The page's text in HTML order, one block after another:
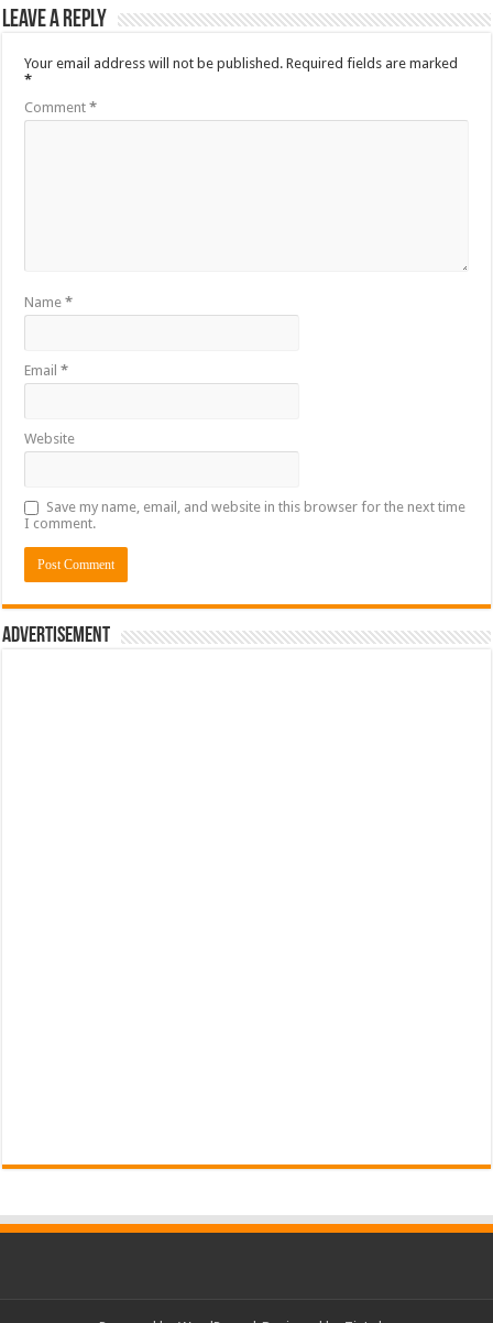
Leave a Reply
Your email address will not be published. Required fields are marked
*
Comment*
Name*
Email*
Website
Save my name, email, and website in this browser for the next time
I comment.
Advertisement